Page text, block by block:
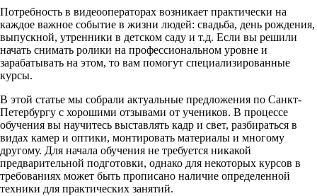
Потребность в видеооператорах возникает практически на
каждое важное событие в жизни людей: свадьба, день рождения,
выпускной, утренники в детском саду и т.д. Если вы решили
начать снимать ролики на профессиональном уровне и
зарабатывать на этом, то вам помогут специализированные
курсы.
В этой статье мы собрали актуальные предложения по Санкт-
Петербургу с хорошими отзывами от учеников. В процессе
обучения вы научитесь выставлять кадр и свет, разбираться в
видах камер и оптики, монтировать материалы и многому
другому. Для начала обучения не требуется никакой
предварительной подготовки, однако для некоторых курсов в
требованиях может быть прописано наличие определенной
техники для практических занятий.